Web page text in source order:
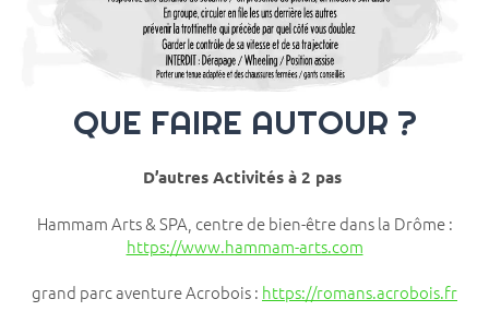
QUE FAIRE AUTOUR ?
D’autres Activités à 2 pas
Hammam Arts & SPA, centre de bien-être dans la Drôme :
https://www.hammam-arts.com
grand parc aventure Acrobois : https://romans.acrobois.fr